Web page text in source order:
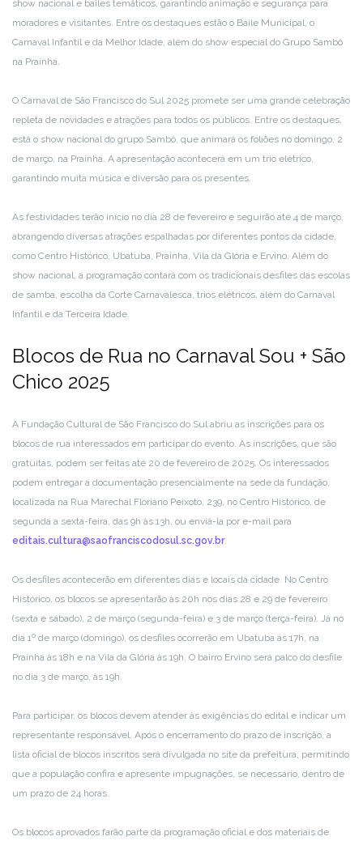
show nacional e bailes temáticos, garantindo animação e segurança para
moradores e visitantes. Entre os destaques estão o Baile Municipal, o
Carnaval Infantil e da Melhor Idade, além do show especial do Grupo Sambô
na Prainha.
O Carnaval de São Francisco do Sul 2025 promete ser uma grande celebração
repleta de novidades e atrações para todos os públicos. Entre os destaques,
está o show nacional do grupo Sambô, que animará os foliões no domingo, 2
de março, na Prainha. A apresentação acontecerá em um trio elétrico,
garantindo muita música e diversão para os presentes.
As festividades terão início no dia 28 de fevereiro e seguirão até 4 de março,
abrangendo diversas atrações espalhadas por diferentes pontos da cidade,
como Centro Histórico, Ubatuba, Prainha, Vila da Glória e Ervino. Além do
show nacional, a programação contará com os tradicionais desfiles das escolas
de samba, escolha da Corte Carnavalesca, trios elétricos, além do Carnaval
Infantil e da Terceira Idade.
Blocos de Rua no Carnaval Sou + São
Chico 2025
A Fundação Cultural de São Francisco do Sul abriu as inscrições para os
blocos de rua interessados em participar do evento. As inscrições, que são
gratuitas, podem ser feitas até 20 de fevereiro de 2025. Os interessados
podem entregar a documentação presencialmente na sede da fundação,
localizada na Rua Marechal Floriano Peixoto, 239, no Centro Histórico, de
segunda a sexta-feira, das 9h às 13h, ou enviá-la por e-mail para
editais.cultura@saofranciscodosul.sc.gov.br.
Os desfiles acontecerão em diferentes dias e locais da cidade. No Centro
Histórico, os blocos se apresentarão às 20h nos dias 28 e 29 de fevereiro
(sexta e sábado), 2 de março (segunda-feira) e 3 de março (terça-feira). Já no
dia 1º de março (domingo), os desfiles ocorrerão em Ubatuba às 17h, na
Prainha às 18h e na Vila da Glória às 19h. O bairro Ervino será palco do desfile
no dia 3 de março, às 19h.
Para participar, os blocos devem atender às exigências do edital e indicar um
representante responsável. Após o encerramento do prazo de inscrição, a
lista oficial de blocos inscritos será divulgada no site da prefeitura, permitindo
que a população confira e apresente impugnações, se necessário, dentro de
um prazo de 24 horas.
Os blocos aprovados farão parte da programação oficial e dos materiais de